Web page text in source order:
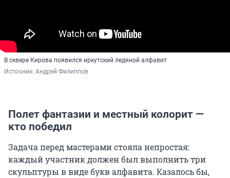
В сквере Кирова появился иркутский ледяной алфавит
Источник: Андрей Филиппов
Полет фантазии и местный колорит —
кто победил
Задача перед мастерами стояла непростая:
каждый участник должен был выполнить три
скульптуры в виде букв алфавита. Казалось бы,